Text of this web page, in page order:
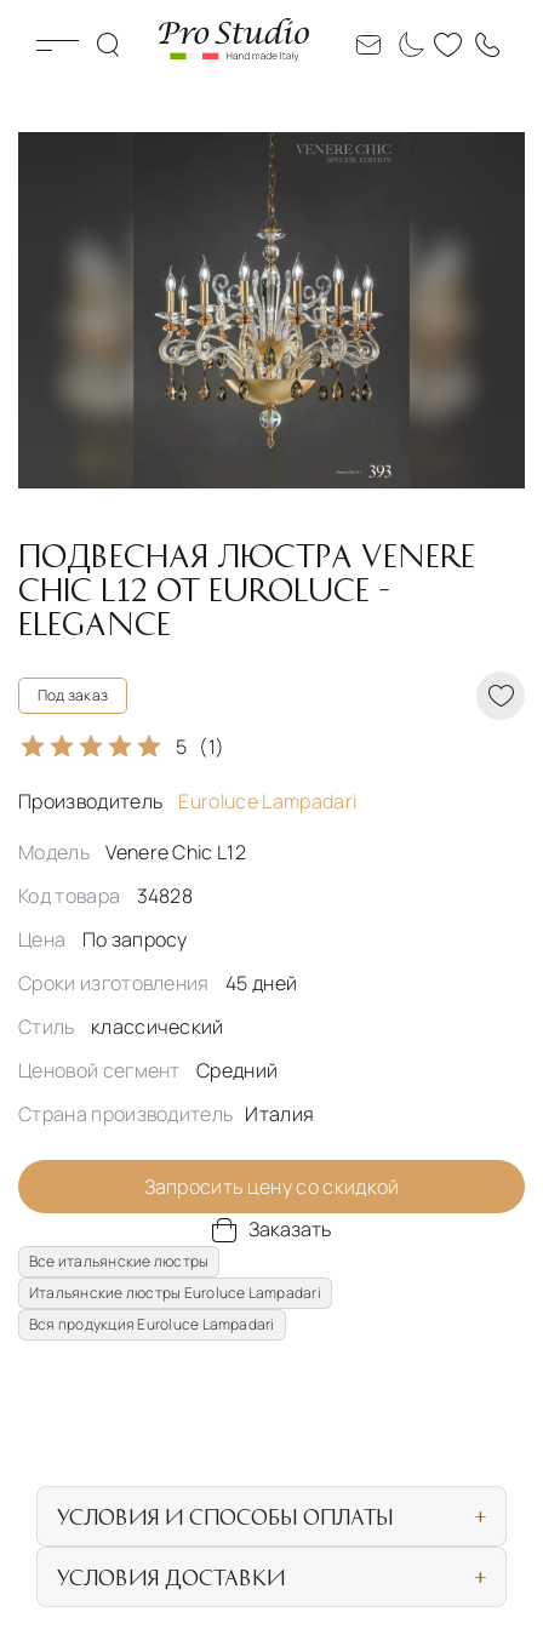
ПОДВЕСНАЯ ЛЮСТРА VENERE
CHIC L12 ОТ EUROLUCE -
ELEGANCE
Под заказ
5 (1)
Производитель
Euroluce Lampadari
Модель
Venere Chic L12
Код товара
34828
Цена
По запросу
Сроки изготовления
45 дней
Стиль
классический
Ценовой сегмент
Средний
Страна производитель Италия
Запросить цену со скидкой
Заказать
Все итальянские люстры
Итальянские люстры Euroluce Lampadari
Вся продукция Euroluce Lampadari
УСЛОВИЯ И СПОСОБЫ ОПЛАТЫ
личном посещении нашего салона
УСЛОВИЯ ДОСТАВКИ